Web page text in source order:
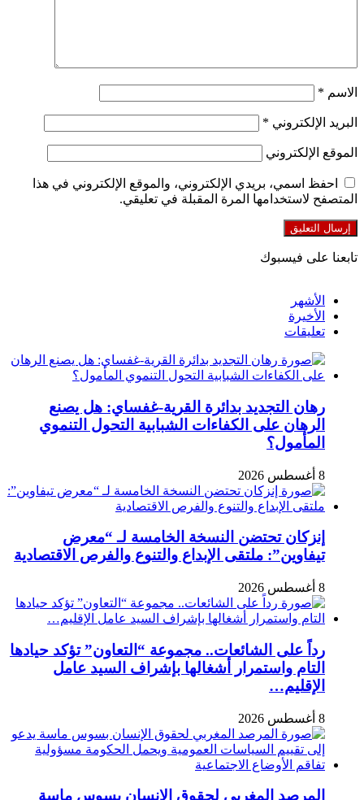
الاسم *
البريد الإلكتروني *
الموقع الإلكتروني
احفظ اسمي، بريدي الإلكتروني، والموقع الإلكتروني في هذا
المتصفح لاستخدامها المرة المقبلة في تعليقي.
تابعنا على فيسبوك
الأشهر
الأخيرة
تعليقات
رهان التجديد بدائرة القرية-غفساي: هل يصنع
الرهان على الكفاءات الشبابية التحول التنموي
المأمول؟
8 أغسطس 2026
إنزكان تحتضن النسخة الخامسة لـ “معرض
تيفاوين”: ملتقى الإبداع والتنوع والفرص الاقتصادية
8 أغسطس 2026
رداً على الشائعات.. مجموعة “التعاون” تؤكد حيادها
التام واستمرار أشغالها بإشراف السيد عامل
الإقليم…
8 أغسطس 2026
المرصد المغربي لحقوق الإنسان بسوس ماسة